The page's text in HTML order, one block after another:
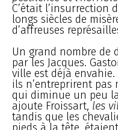
C’était l’insurrection
longs siècles de
d’affreuses
Un grand nombre de
par les Jacques.
ville est déjà
ils n’entreprirent pas
qui diminue un peu
ajoute Froissart, les
tandis que les